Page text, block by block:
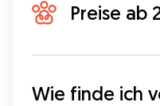
Preise ab
Wie finde ich